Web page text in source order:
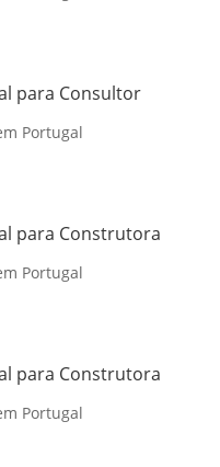
para Consultor
Portugal
para Construtora
Portugal
para Construtora
Portugal